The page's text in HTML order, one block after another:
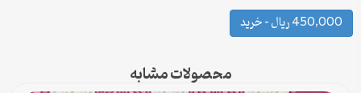
450,000 ریال – خرید
محصولات مشابه